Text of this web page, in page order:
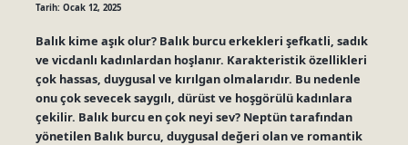
Tarih: Ocak 12, 2025
Balık kime aşık olur? Balık burcu erkekleri şefkatli, sadık
ve vicdanlı kadınlardan hoşlanır. Karakteristik özellikleri
çok hassas, duygusal ve kırılgan olmalarıdır. Bu nedenle
onu çok sevecek saygılı, dürüst ve hoşgörülü kadınlara
çekilir. Balık burcu en çok neyi sev? Neptün tarafından
yönetilen Balık burcu, duygusal değeri olan ve romantik